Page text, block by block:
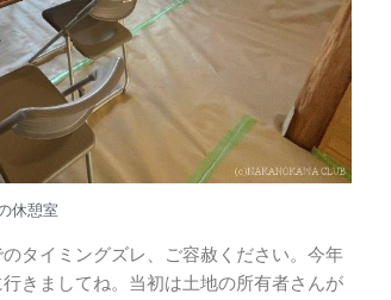
休憩室
タイミングズレ、ご容赦ください。今年
きましてね。当初は土地の所有者さんが